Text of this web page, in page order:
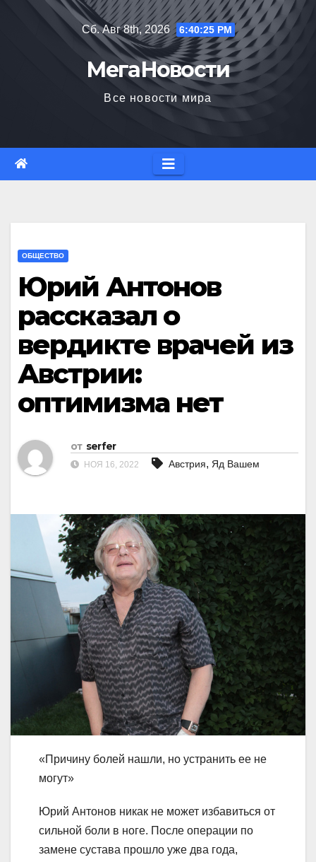
Сб. Авг 8th, 2026 6:40:26 PM
МегаНовости
Все новости мира
ОБЩЕСТВО
Юрий Антонов
рассказал о
вердикте врачей из
Австрии:
оптимизма нет
от serfer
НОЯ 16, 2022 Австрия, Яд Вашем
«Причину болей нашли, но устранить ее не
могут»
Юрий Антонов никак не может избавиться от
сильной боли в ноге. После операции по
замене сустава прошло уже два года,